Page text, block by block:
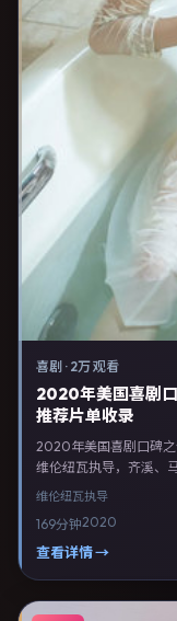
喜剧 · 2万 观看
2020年美国喜剧
推荐片单收录
2020年美国喜剧口碑
维伦纽瓦执导，齐溪、
合出演。剧情以喜剧类
美国主流院线上映，随
上强调沉浸体验，可作
维伦纽瓦执导
169分钟2020
查看详情 →